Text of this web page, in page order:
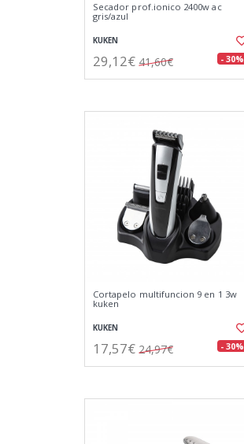
Secador prof.ionico 2400w ac
gris/azul
KUKEN
29,12€ 41,60€ - 30%
Cortapelo multifuncion 9 en 1 3w
kuken
KUKEN
17,57€ 24,97€ - 30%